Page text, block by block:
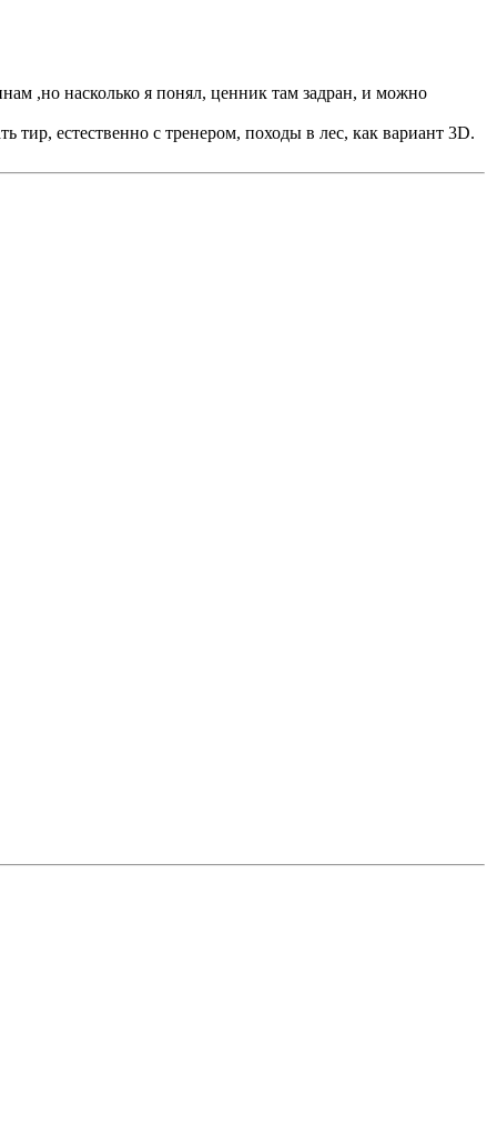
,но насколько я понял, ценник там задран, и можно
естественно с тренером, походы в лес, как вариант 3D.